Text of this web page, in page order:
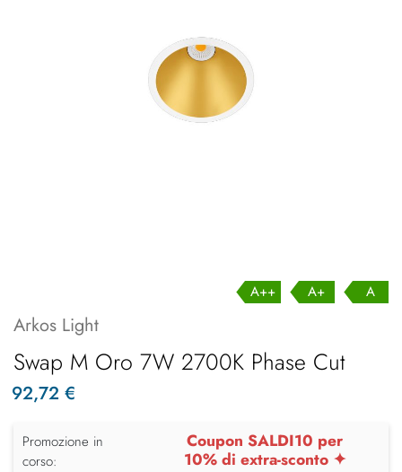
A++ A+ A
Arkos Light
Swap M Oro 7W 2700K Phase Cut
92,72 €
Promozione in
corso:
Coupon SALDI10 per
10% di extra-sconto ✦